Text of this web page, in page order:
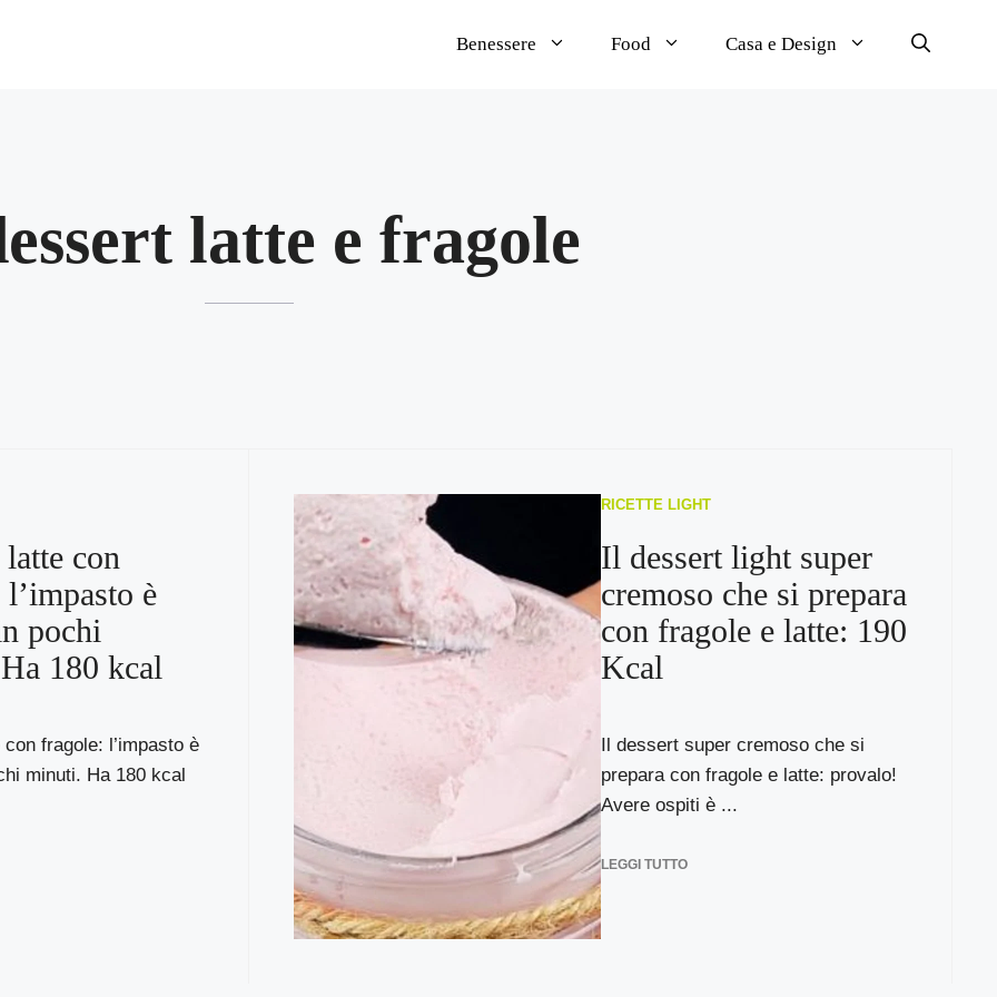
Benessere Food Casa e Design
latte e fragole
con
è
pochi
180 kcal
fragole: l’impasto è
minuti. Ha 180 kcal
RICETTE LIGHT
Il dessert light super
cremoso che si prepara
con fragole e latte: 190
Kcal
Il dessert super cremoso che si
prepara con fragole e latte: provalo!
Avere ospiti è ...
LEGGI TUTTO